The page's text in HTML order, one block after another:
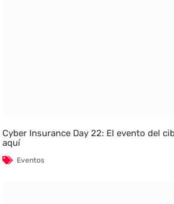
Cyber Insurance Day 22: El evento del
aquí
Eventos